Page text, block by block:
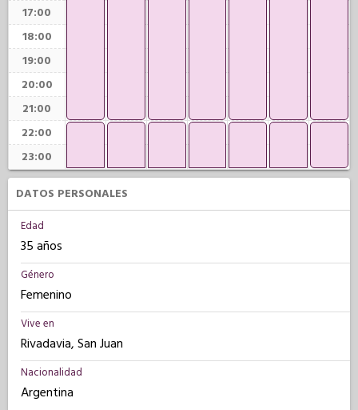
17:00
18:00
19:00
20:00
21:00
22:00
23:00
DATOS PERSONALES
Edad
35 años
Género
Femenino
Vive en
Rivadavia, San Juan
Nacionalidad
Argentina